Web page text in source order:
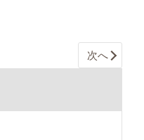
次へ